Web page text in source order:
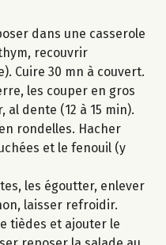
dans une casserole
recouvrir
Cuire 30 mn à couvert.
les couper en gros
al dente (12 à 15 min).
rondelles. Hacher
et le fenouil (y
les égoutter, enlever
laisser refroidir.
tièdes et ajouter le